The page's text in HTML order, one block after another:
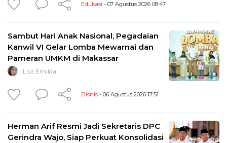
Edukasi - 07 Agustus 2026 08:47
Sambut Hari Anak Nasional, Pegadaian
Kanwil VI Gelar Lomba Mewarnai dan
Pameran UMKM di Makassar
Lisa Emilda
Bisnis - 06 Agustus 2026 17:51
Herman Arif Resmi Jadi Sekretaris DPC
Gerindra Wajo, Siap Perkuat Konsolidasi